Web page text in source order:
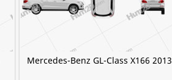
Mercedes-Benz GL-Class X166 2013